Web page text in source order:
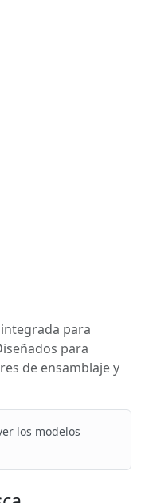
para
para
de ensamblaje y
los modelos